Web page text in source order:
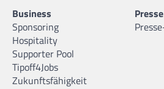
Business
Sponsoring
Hospitality
Supporter Pool
Tipoff4Jobs
Zukunftsfähigkeit
Presse